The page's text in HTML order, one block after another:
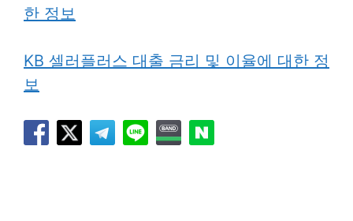
한 정보
KB 셀러플러스 대출 금리 및 이율에 대한 정
보